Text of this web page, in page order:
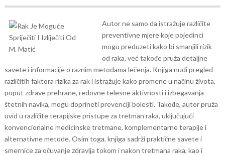
Autor ne samo da istražuje različite
preventivne mjere koje pojedinci
mogu preduzeti kako bi smanjili rizik
od raka, već takođe pruža detaljne
savete i informacije o raznim metodama lečenja. Knjiga nudi pregled
različitih faktora rizika za rak i istražuje kako promene u načinu života,
poput zdrave prehrane, redovne telesne aktivnosti i izbegavanja
štetnih navika, mogu doprineti prevenciji bolesti. Takođe, autor pruža
uvid u različite terapijske pristupe za tretman raka, uključujući
konvencionalne medicinske tretmane, komplementarne terapije i
alternativne metode. Osim toga, knjiga sadrži praktične savete i
smernice za očuvanje zdravlja tokom i nakon tretmana raka, kao i